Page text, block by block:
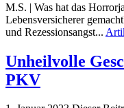
M.S. | Was hat das
Lebensversicherer
und Rezessionsangst...
Unheilvolle
PKV